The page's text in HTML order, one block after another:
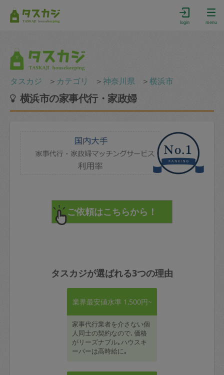
login menu
タスカジ ＞ カテゴリ ＞神奈川県 ＞横浜市
横浜市の家事代行・家政婦
タスカジが選ばれる3つの理由
業界最安値水準 1,500円~
家事代行業者を介さない個
人同士の契約なので､価格
がリーズナブル｡ハウスキ
ーパーは高時給に｡